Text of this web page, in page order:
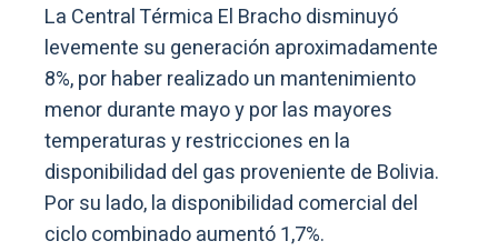
La Central Térmica El Bracho disminuyó
levemente su generación aproximadamente
8%, por haber realizado un mantenimiento
menor durante mayo y por las mayores
temperaturas y restricciones en la
disponibilidad del gas proveniente de Bolivia.
Por su lado, la disponibilidad comercial del
ciclo combinado aumentó 1,7%.